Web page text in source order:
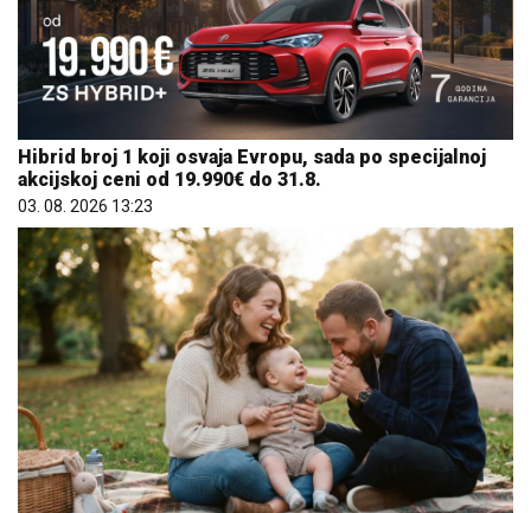
Hibrid broj 1 koji osvaja Evropu, sada po specijalnoj
akcijskoj ceni od 19.990€ do 31.8.
03. 08. 2026 13:23